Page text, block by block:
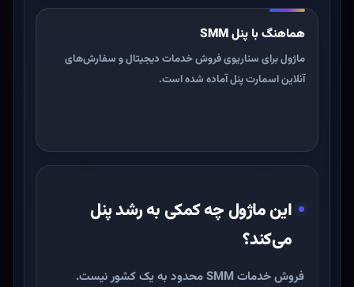
هماهنگ با پنل SMM
ماژول برای سناریوی فروش خدمات دیجیتال و سفارش‌های
آنلاین اسمارت پنل آماده شده است.
این ماژول چه کمکی به رشد پنل
می‌کند؟
فروش خدمات SMM محدود به یک کشور نیست.